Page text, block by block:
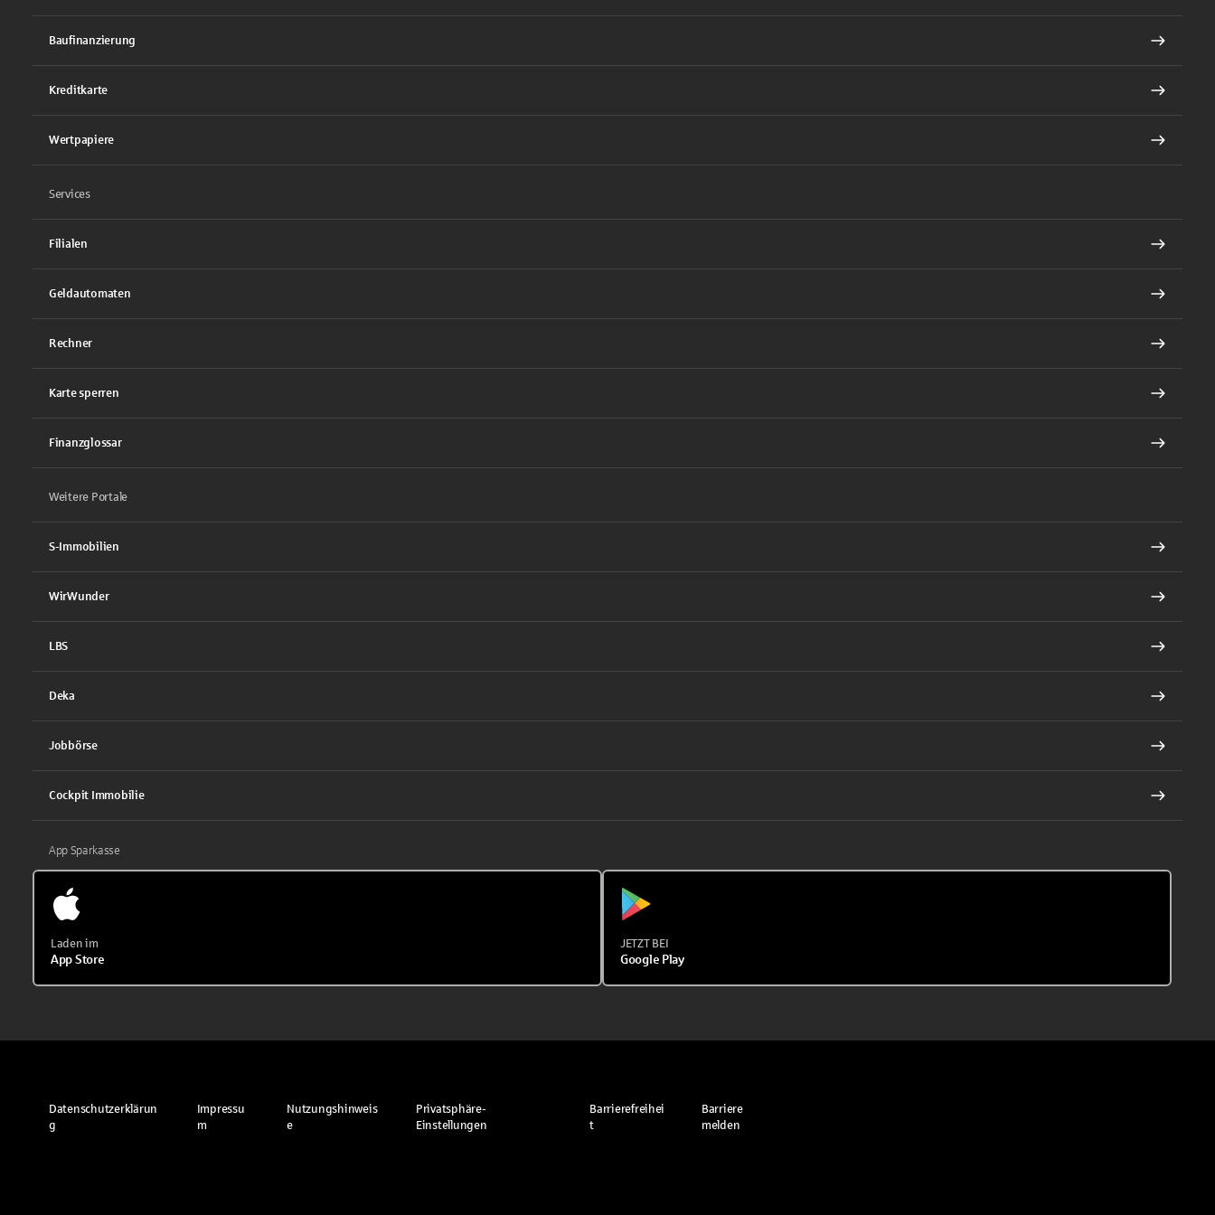
Baufinanzierung
Kreditkarte
Wertpapiere
Services
Filialen
Geldautomaten
Rechner
Karte sperren
Finanzglossar
Weitere Portale
S-Immobilien
WirWunder
LBS
Deka
Jobbörse
Cockpit Immobilie
App Sparkasse
Laden im
App Store
JETZT BEI
Google Play
Datenschutzerklärun
g
Impressu
m
Nutzungshinweis
e
Privatsphäre-
Einstellungen
Barrierefreihei
t
Barriere
melden